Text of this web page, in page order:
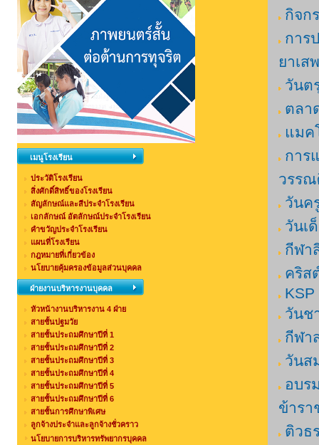
เมนูโรงเรียน
ประวัติโรงเรียน
สิ่งศักดิ์สิทธิ์ของโรงเรียน
สัญลักษณ์และสีประจำโรงเรียน
เอกลักษณ์ อัตลักษณ์ประจำโรงเรียน
คำขวัญประจำโรงเรียน
แผนที่โรงเรียน
กฎหมายที่เกี่ยวข้อง
นโยบายคุ้มครองข้อมูลส่วนบุคคล
ฝ่ายงานบริหารงานบุคคล
หัวหน้างานบริหารงาน 4 ฝ่าย
สายชั้นปฐมวัย
สายชั้นประถมศึกษาปีที่ 1
สายชั้นประถมศึกษาปีที่ 2
สายชั้นประถมศึกษาปีที่ 3
สายชั้นประถมศึกษาปีที่ 4
สายชั้นประถมศึกษาปีที่ 5
สายชั้นประถมศึกษาปีที่ 6
สายชั้นการศึกษาพิเศษ
ลูกจ้างประจำและลูกจ้างชั่วคราว
นโยบายการบริหารทรัพยากรบุคคล
กิจก
การ
ยาเส
วันต
ตลา
แมค
การ
วรรณ
วันค
วันเ
กีฬา
คริส
วันช
กีฬา
วันส
อบร
ข้ารา
ติวธ